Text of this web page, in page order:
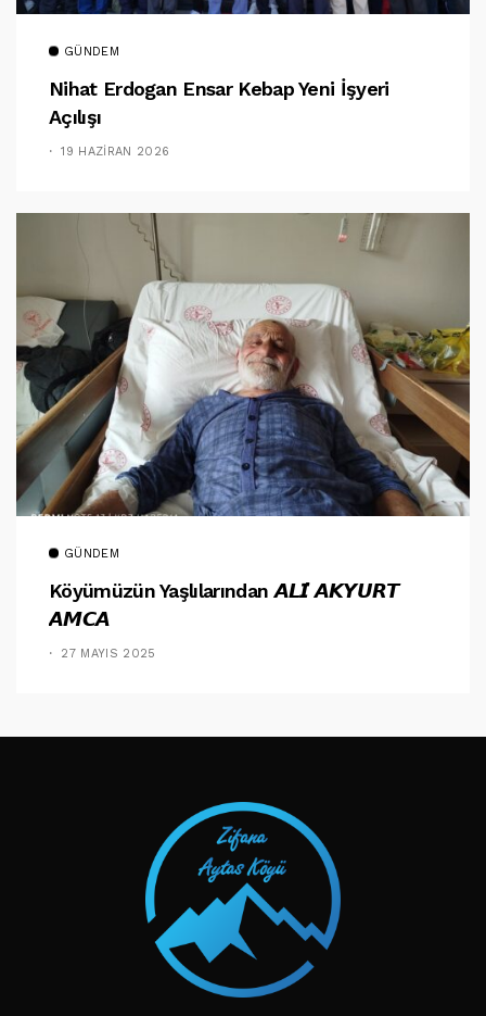
GÜNDEM
Nihat Erdogan Ensar Kebap Yeni İşyeri
Açılışı
19 HAZIRAN 2026
GÜNDEM
Köyümüzün Yaşlılarından 𝘼𝙇𝙄̇ 𝘼𝙆𝙔𝙐𝙍𝙏
𝘼𝙈𝘾𝘼
27 MAYIS 2025
TAKIP ET